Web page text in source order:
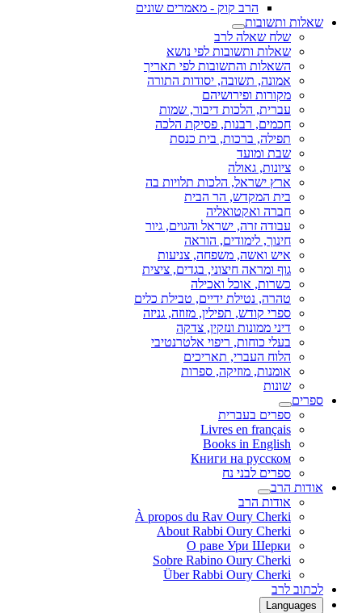
הרב קוק - מאמרים שונים
שאלות ותשובות
שלח שאלה לרב
שאלות ותשובות לפי נושא
השאלות והתשובות לפי תאריך
אמונה, תשובה, יסודות התורה
מקורות ופירושיהם
עברית, הלכות דיבור, שמות
חכמים, רבנות, פסיקת הלכה
תפילה, ברכות, בית כנסת
שבת ומועד
ציונות, גאולה
ארץ ישראל, הלכות תלויות בה
בית המקדש, הר הבית
חברה ואקטואליה
עבודה זרה, ישראל והגוים, גיור
חינוך, לימודים, הוראה
איש ואשה, משפחה, צניעות
גוף ומראה חיצוני, בגדים, ציצית
כשרות, אוכל ואכילה
טהרה, נטילת ידיים, טבילת כלים
ספרי קודש, תפילין, מזוזה, גניזה
דיני ממונות ונזקין, צדקה
בעלי כוחות, ריפוי אלטרנטיבי
הלוח העברי, תאריכים
אומנות, מוזיקה, ספרות
שונות
ספרים
ספרים בעברית
Livres en français
Books in English
Книги на русском
ספרים לבני נח
אודות הרב
אודות הרב
À propos du Rav Oury Cherki
About Rabbi Oury Cherki
О раве Ури Шерки
Sobre Rabino Oury Cherki
Über Rabbi Oury Cherki
לכתוב לרב
Languages